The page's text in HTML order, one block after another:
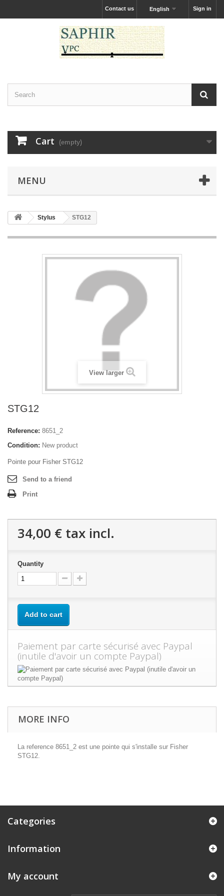
Sign in
English
Contact us
Cart (empty)
MENU
Stylus STG12
View larger
STG12
Reference: 8651_2
Condition: New product
Pointe pour Fisher STG12
Send to a friend
Print
34,00 € tax incl.
Quantity
Add to cart
Paiement par carte sécurisé avec Paypal
(inutile d'avoir un compte Paypal)
MORE INFO
La reference 8651_2 est une pointe qui s'installe sur Fisher
STG12.
Categories
Information
My account